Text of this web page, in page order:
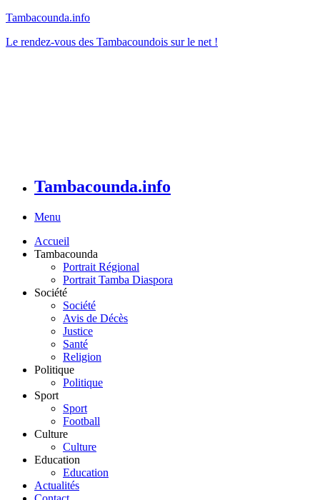
Tambacounda.info
Le rendez-vous des Tambacoundois sur le net !
Tambacounda.info
Menu
Accueil
Tambacounda
Portrait Régional
Portrait Tamba Diaspora
Société
Société
Avis de Décès
Justice
Santé
Religion
Politique
Politique
Sport
Sport
Football
Culture
Culture
Education
Education
Actualités